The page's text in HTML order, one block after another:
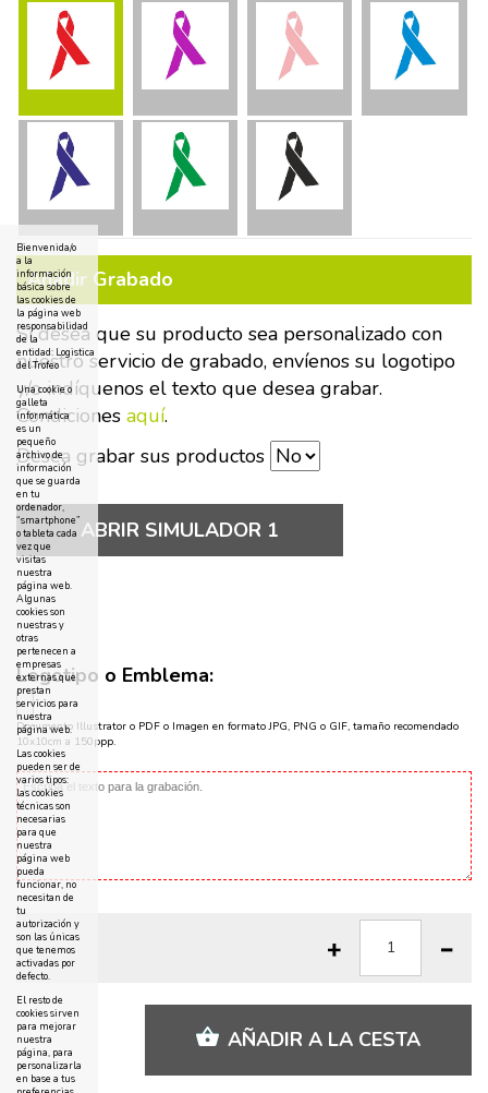
Añadir Grabado
Si desea que su producto sea personalizado con
nuestro servicio de grabado, envíenos su logotipo
y/o indíquenos el texto que desea grabar.
Condiciones aquí.
Desea grabar sus productos
ABRIR SIMULADOR 1
Logotipo o Emblema:
Documento Illustrator o PDF o Imagen en formato JPG, PNG o GIF, tamaño recomendado
10x10cm a 150ppp.
AÑADIR A LA CESTA
Bienvenida/o
a la
información
básica sobre
las cookies de
la página web
responsabilidad
de la
entidad: Logistica
del Trofeo
Una cookie o
galleta
informática
es un
pequeño
archivo de
información
que se guarda
en tu
ordenador,
“smartphone”
o tableta cada
vez que
visitas
nuestra
página web.
Algunas
cookies son
nuestras y
otras
pertenecen a
empresas
externas que
prestan
servicios para
nuestra
página web.
Las cookies
pueden ser de
varios tipos:
las cookies
técnicas son
necesarias
para que
nuestra
página web
pueda
funcionar, no
necesitan de
tu
autorización y
son las únicas
que tenemos
activadas por
defecto.
El resto de
cookies sirven
para mejorar
nuestra
página, para
personalizarla
en base a tus